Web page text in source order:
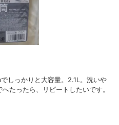
しっかりと大容量。2.1L。洗いや
たったら、リピートしたいです。